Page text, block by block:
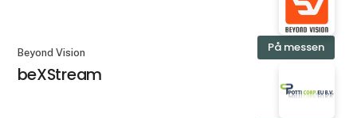
På messen
Beyond Vision
beXStream